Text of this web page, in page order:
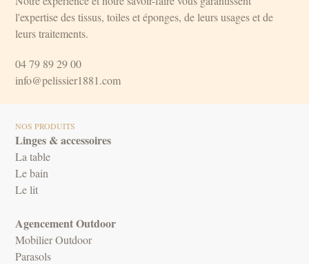
l'expertise des tissus, toiles et éponges, de leurs usages et de
leurs traitements.
04 79 89 29 00
info@pelissier1881.com
NOS PRODUITS
Linges & accessoires
La table
Le bain
Le lit
Agencement Outdoor
Mobilier Outdoor
Parasols